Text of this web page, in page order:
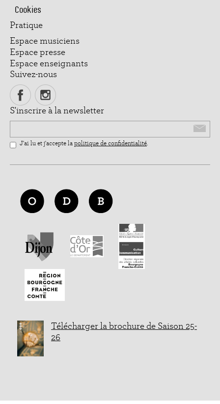
Cookies
Pratique
Espace musiciens
Espace presse
Espace enseignants
Suivez-nous
S'inscrire à la newsletter
J'ai lu et j'accepte la politique de confidentialité.
Télécharger la brochure de Saison 25-
26